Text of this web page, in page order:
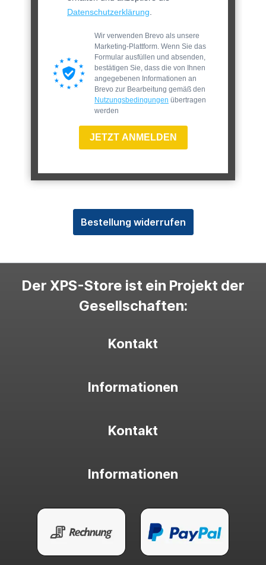
Datenschutzerklärung
Wir verwenden Brevo als unsere
Marketing-Plattform. Wenn Sie das
Formular ausfüllen und absenden,
bestätigen Sie, dass die von Ihnen
angegebenen Informationen an
Brevo zur Bearbeitung gemäß den
Nutzungsbedingungen übertragen
werden
JETZT ANMELDEN
Bestellung widerrufen
Der XPS-Store ist ein Projekt der
Gesellschaften:
Kontakt
Informationen
Kontakt
Informationen